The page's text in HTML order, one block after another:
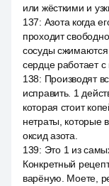
или жёсткими и
137: Азота когда
проходит
сосуды
сердце работает с
138: Производят
исправить. 1
которая стоит
нетраты, которые
оксид азота.
139: Это 1 из
Конкретный
варёную. Моете,